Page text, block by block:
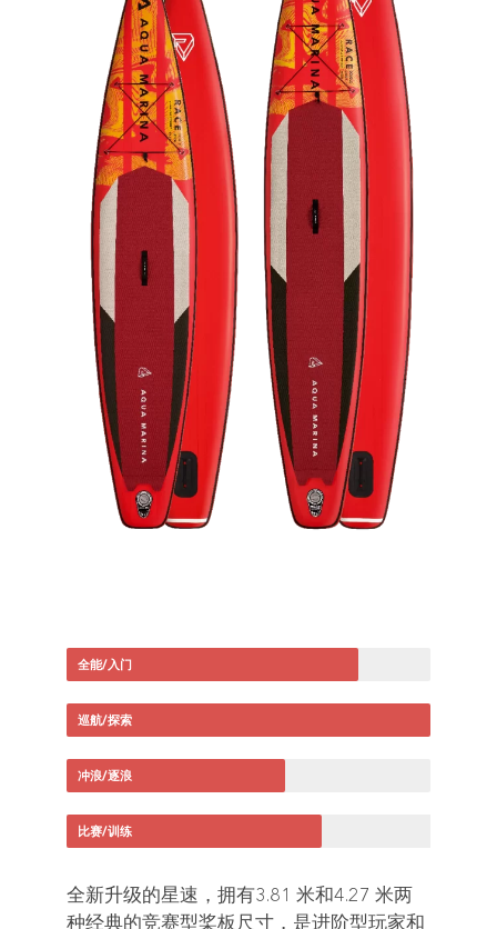
全能/入门
巡航/探索
冲浪/逐浪
比赛/训练
全新升级的星速，拥有3.81 米和4.27 米两
种经典的竞赛型桨板尺寸，是进阶型玩家和